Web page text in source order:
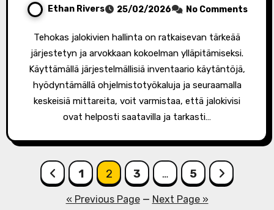
Ethan Rivers 25/02/2026 No Comments
Tehokas jalokivien hallinta on ratkaisevan tärkeää
järjestetyn ja arvokkaan kokoelman ylläpitämiseksi.
Käyttämällä järjestelmällisiä inventaario käytäntöjä,
hyödyntämällä ohjelmistotyökaluja ja seuraamalla
keskeisiä mittareita, voit varmistaa, että jalokivisi
ovat helposti saatavilla ja tarkasti…
Posts
pagination
1 2 3 … 5
« Previous Page— Next Page »